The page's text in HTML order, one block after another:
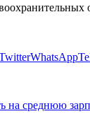
WhatsApp
на среднюю